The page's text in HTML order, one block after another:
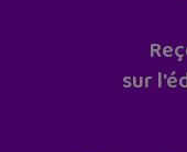
sur